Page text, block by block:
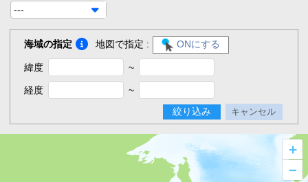
---
海域の指定 地図で指定 : ONにする
緯度 ~
経度
~
絞り込み
キャンセル
+
–